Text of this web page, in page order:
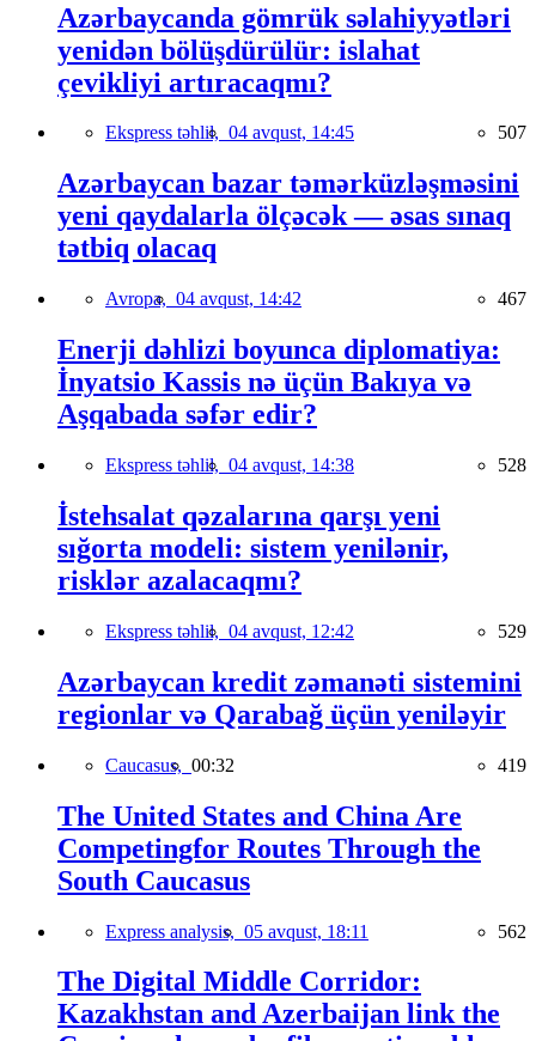
Azərbaycanda gömrük səlahiyyətləri
yenidən bölüşdürülür: islahat
çevikliyi artıracaqmı?
Ekspress təhlil, 04 avqust, 14:45 507
Azərbaycan bazar təmərküzləşməsini
yeni qaydalarla ölçəcək — əsas sınaq
tətbiq olacaq
Avropa, 04 avqust, 14:42 467
Enerji dəhlizi boyunca diplomatiya:
İnyatsio Kassis nə üçün Bakıya və
Aşqabada səfər edir?
Ekspress təhlil, 04 avqust, 14:38 528
İstehsalat qəzalarına qarşı yeni
sığorta modeli: sistem yenilənir,
risklər azalacaqmı?
Ekspress təhlil, 04 avqust, 12:42 529
Azərbaycan kredit zəmanəti sistemini
regionlar və Qarabağ üçün yeniləyir
Caucasus, 00:32 419
The United States and China Are
Competingfor Routes Through the
South Caucasus
Express analysis, 05 avqust, 18:11 562
The Digital Middle Corridor:
Kazakhstan and Azerbaijan link the